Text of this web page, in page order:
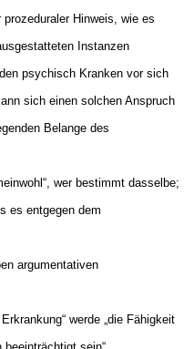
Hinweis, wie es
Instanzen
psychisch Kranken vor sich
sich einen solchen Anspruch
Belange des
wer bestimmt dasselbe;
es entgegen dem
argumentativen
werde „die Fähigkeit